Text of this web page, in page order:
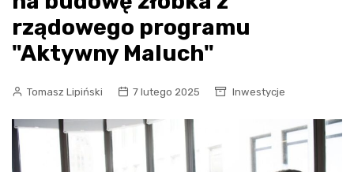
rządowego programu
"Aktywny Maluch"
Tomasz Lipiński 7 lutego 2025 Inwestycje